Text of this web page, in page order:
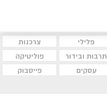
פלילי
צרכנות
תרבות ובידור
פוליטיקה
עסקים
פייסבוק